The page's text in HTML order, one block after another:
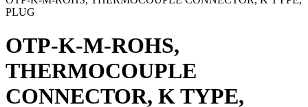
PLUG
OTP-K-M-ROHS,
THERMOCOUPLE
CONNECTOR, K TYPE,